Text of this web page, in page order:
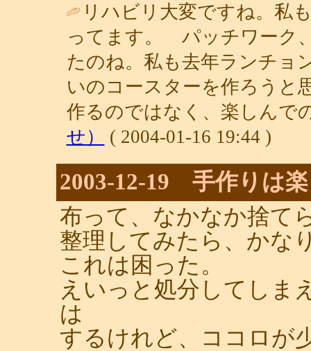
リハビリ大変ですね。私
ってます。 パッチワーク
たのね。私も去年ランチョ
いのコースターを作ろう
作るのではなく、楽しんで
せ）
( 2004-01-16 19:44 )
2003-12-19 手作りは
布って、なかなか捨て
整理してみたら、かな
これは困った。
えいっと処分してしま
は
するけれど、ココロが